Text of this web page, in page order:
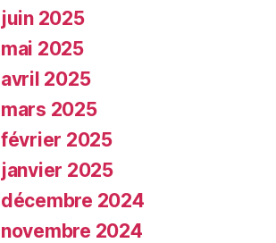
juin 2025
mai 2025
avril 2025
mars 2025
février 2025
janvier 2025
décembre 2024
novembre 2024